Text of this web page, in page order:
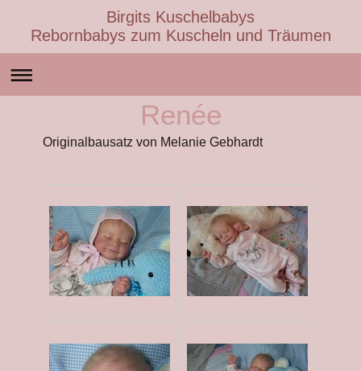
Birgits Kuschelbabys
Rebornbabys zum Kuscheln und Träumen
Renée
Originalbausatz von Melanie Gebhardt